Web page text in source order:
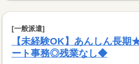
[一般派遣]
【未経験OK】あんしん長
ート事務◎残業なし◆